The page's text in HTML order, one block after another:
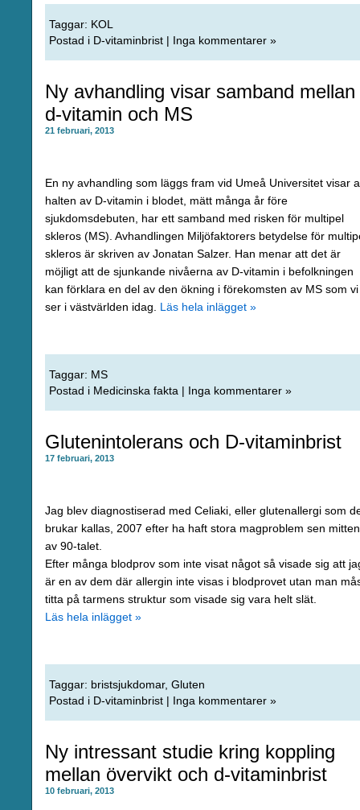
Taggar: KOL
Postad i D-vitaminbrist | Inga kommentarer »
Ny avhandling visar samband mellan
d-vitamin och MS
21 februari, 2013
En ny avhandling som läggs fram vid Umeå Universitet visar
halten av D-vitamin i blodet, mätt många år före
sjukdomsdebuten, har ett samband med risken för multipel
skleros (MS). Avhandlingen Miljöfaktorers betydelse för
skleros är skriven av Jonatan Salzer. Han menar att det är
möjligt att de sjunkande nivåerna av D-vitamin i befolkningen
kan förklara en del av den ökning i förekomsten av MS som vi
ser i västvärlden idag. Läs hela inlägget »
Taggar: MS
Postad i Medicinska fakta | Inga kommentarer »
Glutenintolerans och D-vitaminbrist
17 februari, 2013
Jag blev diagnostiserad med Celiaki, eller glutenallergi som
brukar kallas, 2007 efter ha haft stora magproblem sen mitten
av 90-talet.
Efter många blodprov som inte visat något så visade sig att
är en av dem där allergin inte visas i blodprovet utan man
titta på tarmens struktur som visade sig vara helt slät.
Läs hela inlägget »
Taggar: bristsjukdomar, Gluten
Postad i D-vitaminbrist | Inga kommentarer »
Ny intressant studie kring koppling
mellan övervikt och d-vitaminbrist
10 februari, 2013